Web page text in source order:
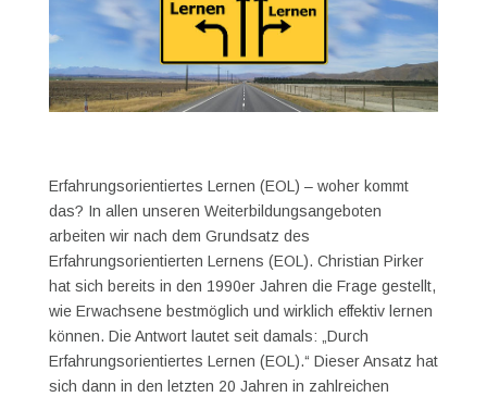
Erfahrungsorientiertes Lernen (EOL) – woher kommt
das? In allen unseren Weiterbildungsangeboten
arbeiten wir nach dem Grundsatz des
Erfahrungsorientierten Lernens (EOL). Christian Pirker
hat sich bereits in den 1990er Jahren die Frage gestellt,
wie Erwachsene bestmöglich und wirklich effektiv lernen
können. Die Antwort lautet seit damals: „Durch
Erfahrungsorientiertes Lernen (EOL).“ Dieser Ansatz hat
sich dann in den letzten 20 Jahren in zahlreichen